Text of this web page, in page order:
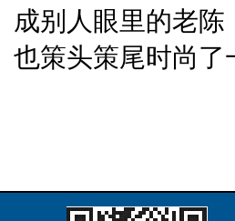
成别人眼里的老
也策头策尾时尚